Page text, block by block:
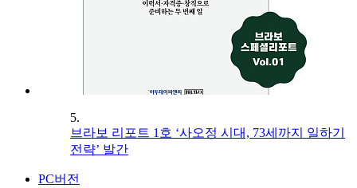
5.
브라보 리포트 1호 ‘사오정 시대, 73세까지 일하기
전략’ 발간
PC버전